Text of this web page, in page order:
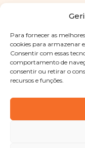
Para fornecer as
cookies para armazenar
Consentir com essas
comportamento de
consentir ou retirar o
recursos e funções.
Copyright © 2025
reservadosPolítica
Designed byShift